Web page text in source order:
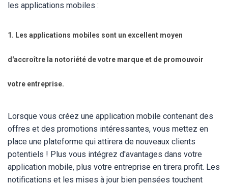
les applications mobiles :
1. Les applications mobiles sont un excellent moyen
d'accroître la notoriété de votre marque et de promouvoir
votre entreprise.
Lorsque vous créez une application mobile contenant des
offres et des promotions intéressantes, vous mettez en
place une plateforme qui attirera de nouveaux clients
potentiels ! Plus vous intégrez d'avantages dans votre
application mobile, plus votre entreprise en tirera profit. Les
notifications et les mises à jour bien pensées touchent